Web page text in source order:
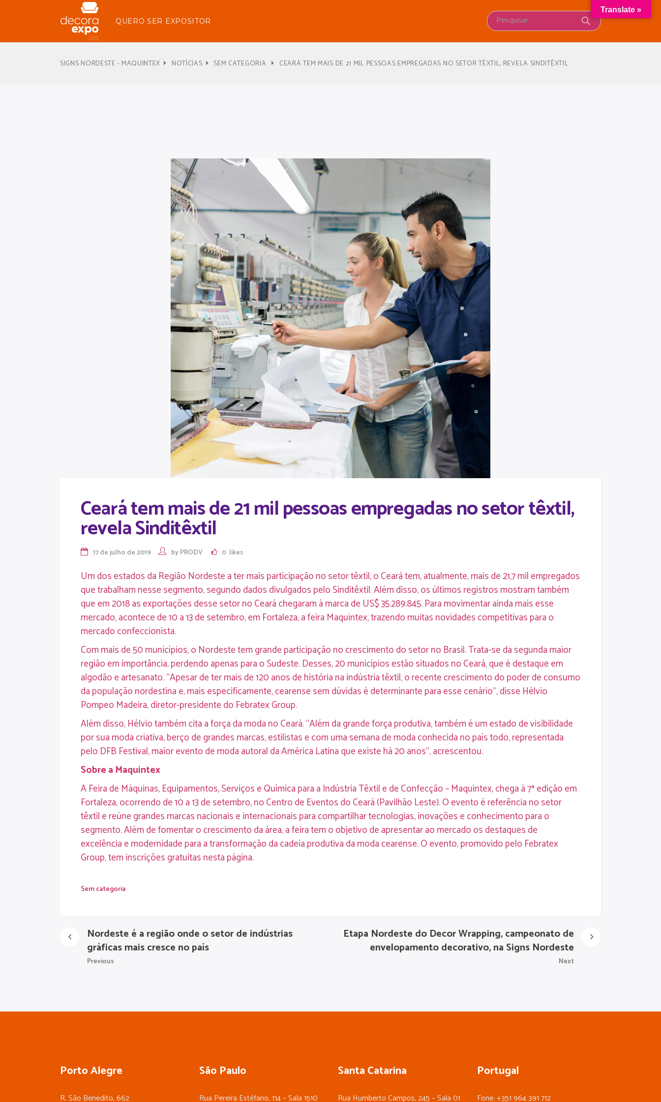
QUERO SER EXPOSITOR
SIGNS NORDESTE - MAQUINTEX NOTÍCIAS SEM CATEGORIA CEARÁ TEM MAIS DE 21 MIL PESSOAS EMPREGADAS NO SETOR TÊXTIL, REVELA SINDITÊXTIL
Ceará tem mais de 21 mil pessoas empregadas no setor têxtil,
revela Sinditêxtil
17 de julho de 2019 byPRODV 0 likes
Um dos estados da Região Nordeste a ter mais participação no setor têxtil, o Ceará tem, atualmente, mais de 21,7 mil empregados
que trabalham nesse segmento, segundo dados divulgados pelo Sinditêxtil. Além disso, os últimos registros mostram também
que em 2018 as exportações desse setor no Ceará chegaram à marca de US$ 35.289.845. Para movimentar ainda mais esse
mercado, acontece de 10 a 13 de setembro, em Fortaleza, a feira Maquintex, trazendo muitas novidades competitivas para o
mercado confeccionista.
Com mais de 50 municípios, o Nordeste tem grande participação no crescimento do setor no Brasil. Trata-se da segunda maior
região em importância, perdendo apenas para o Sudeste. Desses, 20 municípios estão situados no Ceará, que é destaque em
algodão e artesanato. “Apesar de ter mais de 120 anos de história na indústria têxtil, o recente crescimento do poder de consumo
da população nordestina e, mais especificamente, cearense sem dúvidas é determinante para esse cenário”, disse Hélvio
Pompeo Madeira, diretor-presidente do Febratex Group.
Além disso, Hélvio também cita a força da moda no Ceará. “Além da grande força produtiva, também é um estado de visibilidade
por sua moda criativa, berço de grandes marcas, estilistas e com uma semana de moda conhecida no país todo, representada
pelo DFB Festival, maior evento de moda autoral da América Latina que existe há 20 anos”, acrescentou.
Sobre a Maquintex
A Feira de Máquinas, Equipamentos, Serviços e Química para a Indústria Têxtil e de Confecção – Maquintex, chega à 7ª edição em
Fortaleza, ocorrendo de 10 a 13 de setembro, no Centro de Eventos do Ceará (Pavilhão Leste). O evento é referência no setor
têxtil e reúne grandes marcas nacionais e internacionais para compartilhar tecnologias, inovações e conhecimento para o
segmento. Além de fomentar o crescimento da área, a feira tem o objetivo de apresentar ao mercado os destaques de
excelência e modernidade para a transformação da cadeia produtiva da moda cearense. O evento, promovido pelo Febratex
Group, tem inscrições gratuitasnesta página.
Sem categoria
Nordeste é a região onde o setor de indústrias
gráficas mais cresce no país
Previous
Etapa Nordeste do Decor Wrapping, campeonato de
envelopamento decorativo, na Signs Nordeste
Next
Porto Alegre
R. São Benedito, 662
São Paulo
Rua Pereira Estéfano, 114 – Sala 1510
Santa Catarina
Rua Humberto Campos, 245 – Sala 01
Portugal
Fone: +351 964 391 712
Translate »